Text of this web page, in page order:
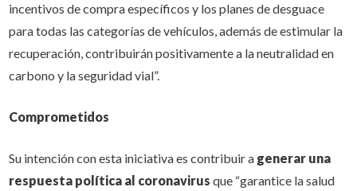
incentivos de compra específicos y los planes de desguace
para todas las categorías de vehículos, además de estimular la
recuperación, contribuirán positivamente a la neutralidad en
carbono y la seguridad vial”.
Comprometidos
Su intención con esta iniciativa es contribuir a generar una
respuesta política al coronavirus que “garantice la salud